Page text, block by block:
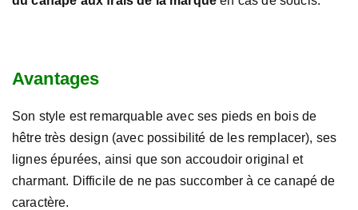
Avantages
Son style est remarquable avec ses pieds en bois de
hêtre très design (avec possibilité de les remplacer), ses
lignes épurées, ainsi que son accoudoir original et
charmant. Difficile de ne pas succomber à ce canapé de
caractère.